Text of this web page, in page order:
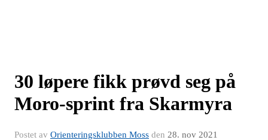
30 løpere fikk prøvd seg på
Moro-sprint fra Skarmyra
Postet av Orienteringsklubben Moss den 28. nov 2021